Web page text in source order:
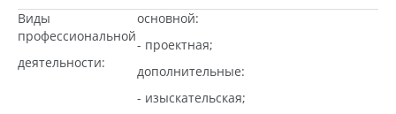
Виды
профессиональной
деятельности:
основной:
- проектная;
дополнительные:
- изыскательская;